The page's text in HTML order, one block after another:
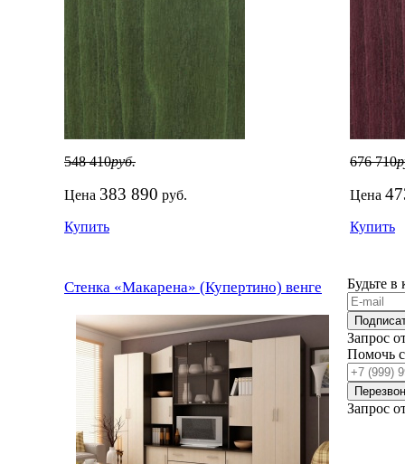
548 410руб.
Цена 383 890 руб.
Купить
676 710
Цена
Купить
Стенка «Макарена» (Купертино) венге Будьте в
Запрос
Помочь
Запрос